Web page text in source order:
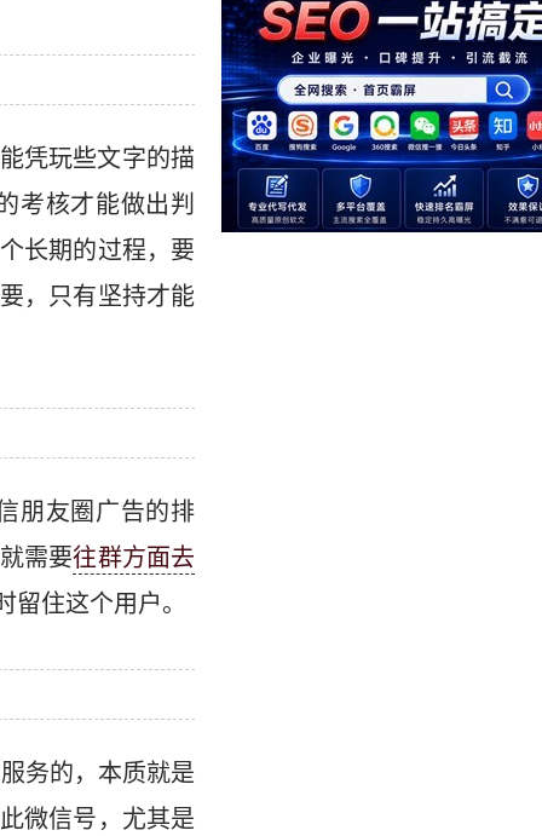
凭玩些文字的描
考核才能做出判
长期的过程，要
，只有坚持才能
朋友圈广告的排
需要往群方面去
住这个用户。
务的，本质就是
微信号，尤其是